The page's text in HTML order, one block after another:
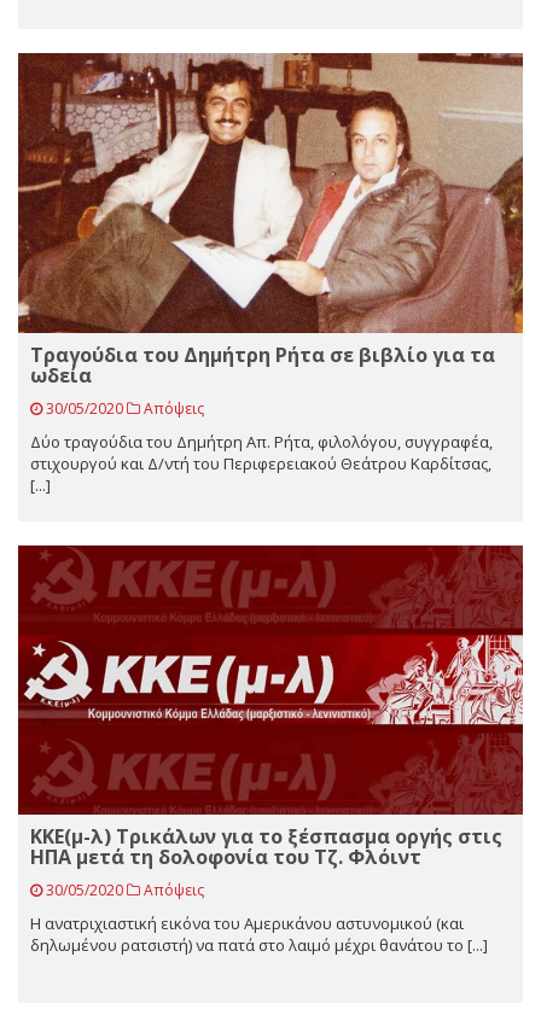
Τραγούδια του Δημήτρη Ρήτα σε βιβλίο για τα
ωδεία
30/05/2020 Απόψεις
Δύο τραγούδια του Δημήτρη Απ. Ρήτα, φιλολόγου, συγγραφέα,
στιχουργού και Δ/ντή του Περιφερειακού Θεάτρου Καρδίτσας,
[...]
ΚΚΕ(μ-λ) Τρικάλων για το ξέσπασμα οργής στις
ΗΠΑ μετά τη δολοφονία του Τζ. Φλόιντ
30/05/2020 Απόψεις
Η ανατριχιαστική εικόνα του Αμερικάνου αστυνομικού (και
δηλωμένου ρατσιστή) να πατά στο λαιμό μέχρι θανάτου το [...]